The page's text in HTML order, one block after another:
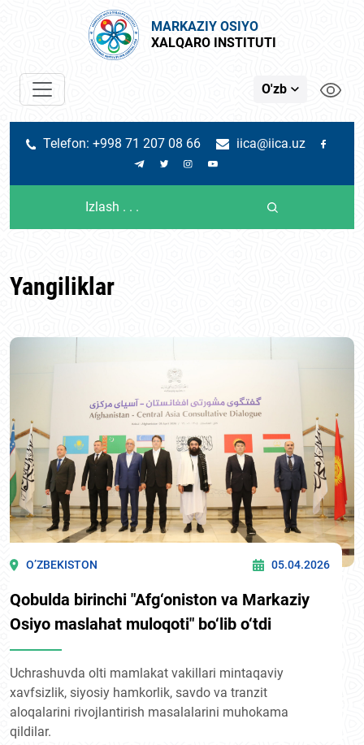
MARKAZIY OSIYO
XALQARO INSTITUTI
O'zb
Telefon: +998 71 207 08 66 iica@iica.uz
Yangiliklar
O’ZBEKISTON 05.04.2026
Qobulda birinchi "Afg‘oniston va Markaziy
Osiyo maslahat muloqoti" bo‘lib o‘tdi
Uchrashuvda olti mamlakat vakillari mintaqaviy
xavfsizlik, siyosiy hamkorlik, savdo va tranzit
aloqalarini rivojlantirish masalalarini muhokama
qildilar.